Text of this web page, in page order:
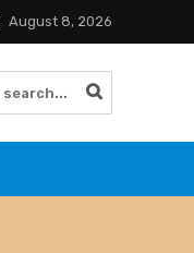
August 8, 2026